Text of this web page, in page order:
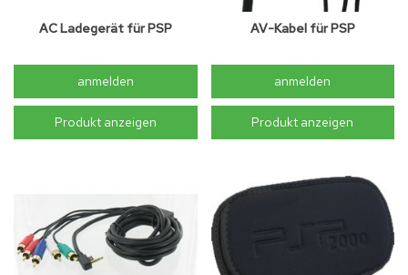
AC Ladegerät für PSP
anmelden
Produkt anzeigen
AV-Kabel für PSP
anmelden
Produkt anzeigen